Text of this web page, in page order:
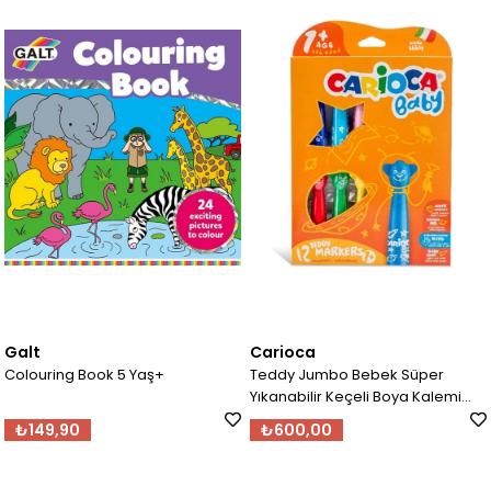
Galt
Colouring Book 5 Yaş+
₺149,90
Carioca
Teddy Jumbo Bebek Süper
Yıkanabilir Keçeli Boya Kalemi
12'Li
₺600,00